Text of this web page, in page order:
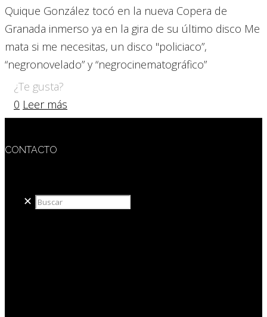
Quique González tocó en la nueva Copera de
Granada inmerso ya en la gira de su último disco Me
mata si me necesitas, un disco "policiaco”,
“negronovelado” y “negrocinematográfico”
¿Te gusta?
0 Leer más
CONTACTO
✕